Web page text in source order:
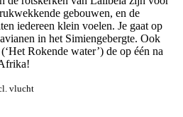
gebouwen, en de
iedereen klein voelen. Je gaat op
in het Simiengebergte. Ook
Rokende water’) de op één na
vlucht